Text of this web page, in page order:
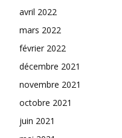
avril 2022
mars 2022
février 2022
décembre 2021
novembre 2021
octobre 2021
juin 2021